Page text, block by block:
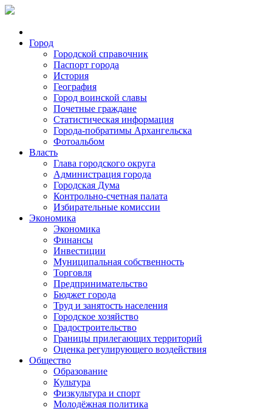
Город
Городской справочник
Паспорт города
История
География
Город воинской славы
Почетные граждане
Статистическая информация
Города-побратимы Архангельска
Фотоальбом
Власть
Глава городского округа
Администрация города
Городская Дума
Контрольно-счетная палата
Избирательные комиссии
Экономика
Экономика
Финансы
Инвестиции
Муниципальная собственность
Торговля
Предпринимательство
Бюджет города
Труд и занятость населения
Городское хозяйство
Градостроительство
Границы прилегающих территорий
Оценка регулирующего воздействия
Общество
Образование
Культура
Физкультура и спорт
Молодёжная политика